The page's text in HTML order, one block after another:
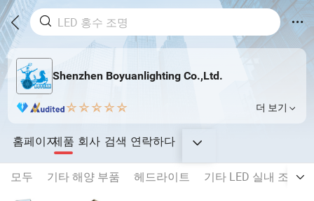
Shenzhen Boyuanlighting Co.,Ltd.
더 보기
홈페이지제품 회사 검색 연락하다
모두 기타 해양 부품 헤드라이트
기타 LED 실내 조명